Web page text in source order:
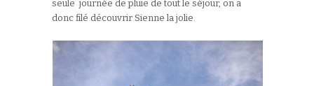
seule journée de pluie de tout le séjour, on a
donc filé découvrir Sienne la jolie.